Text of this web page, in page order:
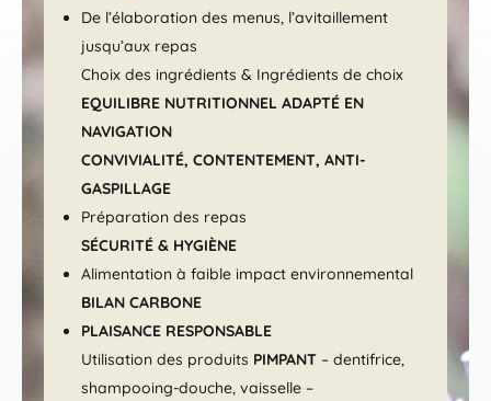
De l’élaboration des menus, l’avitaillement
jusqu’aux repas
Choix des ingrédients & Ingrédients de choix
EQUILIBRE NUTRITIONNEL ADAPTÉ EN
NAVIGATION
CONVIVIALITÉ, CONTENTEMENT, ANTI-
GASPILLAGE
Préparation des repas
SÉCURITÉ & HYGIÈNE
Alimentation à faible impact environnemental
BILAN CARBONE
PLAISANCE RESPONSABLE
Utilisation des produits PIMPANT – dentifrice,
shampooing-douche, vaisselle –